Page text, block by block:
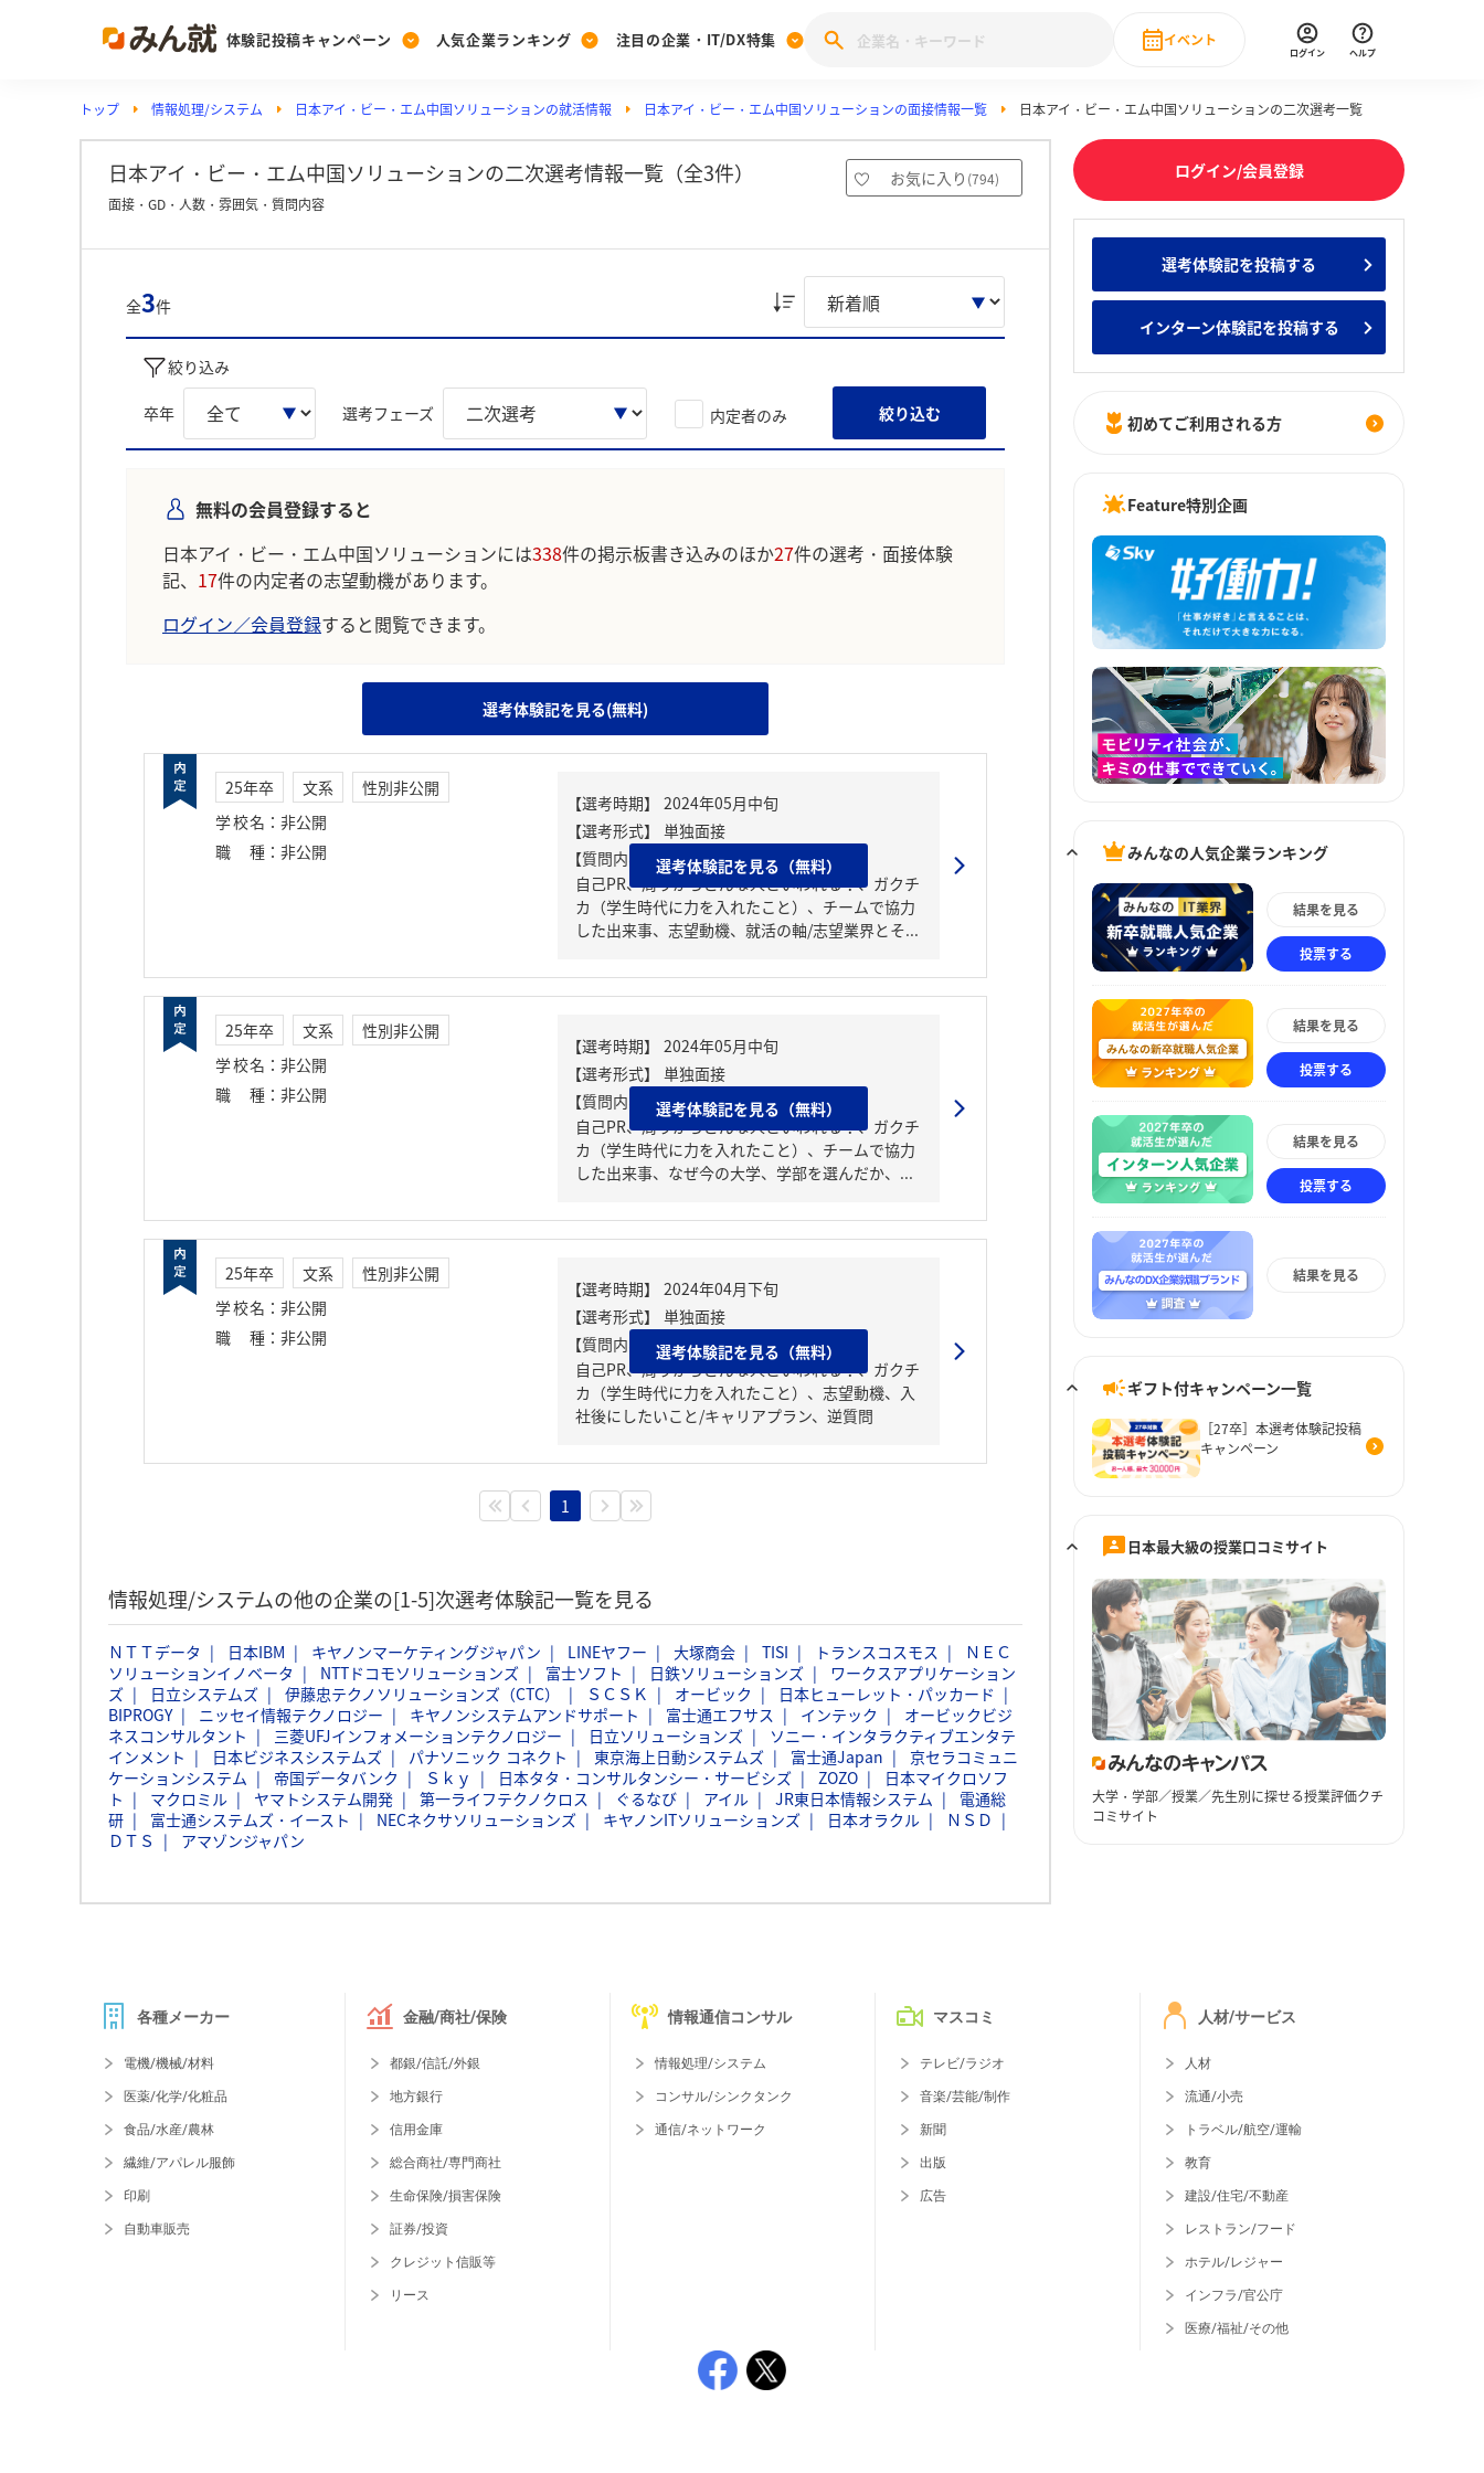
体験記投稿キャンペーン
Post
投稿する
[27卒] 本選考体験記投稿キャンペーン
人気企業ランキング
Ranking
ランキングを見る
みんなのDX企業就職ブランド調査
Vote みんなの新卒就職人気企業ランキング みんなのインターン人気企業ランキ
注目の企業・IT/DX特集
PickUp
注目の企業特集
28卒 IT・DX現場社員インタビュー
イベント
Event
直近のイベント一覧
ログイン ヘルプ
トップ 情報処理/システム 日本アイ・ビー・エム中国ソリューションの就活情報 日本アイ・ビー・エム中国ソリューションの面接情報一覧 日本アイ・ビー・エム中国ソリューションの二次選考一覧
日本アイ・ビー・エム中国ソリューションの二次選考情報一覧（全3件） お気に入り (794)
面接・GD・人数・雰囲気・質問内容
全3件
絞り込み
卒年 選考フェーズ 内定者のみ 絞り込む
無料の会員登録すると
日本アイ・ビー・エム中国ソリューションには338件の掲示板書き込みのほか27件の選考・面接体験
記、 17件の内定者の志望動機があります。
ログイン／会員登録すると閲覧できます。
選考体験記を見る(無料)
25年卒 文系
性別非公開
学校名 ： 非公開
職種 ： 非公開
【質問内容・課題】
自己PR、周りからどんな人といわれる？、ガクチ
カ（学生時代に力を入れたこと）、チームで協力
した出来事、志望動機、就活の軸/志望業界とそ...
選考体験記を見る（無料）
25年卒 文系
性別非公開
学校名 ： 非公開
職種 ： 非公開
【質問内容・課題】
自己PR、周りからどんな人といわれる？、ガクチ
カ（学生時代に力を入れたこと）、チームで協力
した出来事、なぜ今の大学、学部を選んだか、...
選考体験記を見る（無料）
25年卒 文系
性別非公開
学校名 ： 非公開
職種 ： 非公開
【質問内容・課題】
自己PR、周りからどんな人といわれる？、ガクチ
カ（学生時代に力を入れたこと）、志望動機、入
社後にしたいこと/キャリアプラン、逆質問
選考体験記を見る（無料）
1
情報処理/システムの他の企業の[1-5]次選考体験記一覧を見る
ＮＴＴデータ 日本IBM キヤノンマーケティングジャパン LINEヤフー 大塚商会 TISI トランスコスモス
ＮＥＣ
ソリューションイノベータ
NTTドコモソリューションズ 富士ソフト 日鉄ソリューションズ
ワークスアプリケーション
ズ
日立システムズ 伊藤忠テクノソリューションズ（CTC） ＳＣＳＫ オービック
日本ヒューレット・パッカード
BIPROGY
ニッセイ情報テクノロジー キヤノンシステムアンドサポート 富士通エフサス インテック
オービックビジ
ネスコンサルタント
三菱UFJインフォメーションテクノロジー 日立ソリューションズ
ソニー・インタラクティブエンタテ
インメント
日本ビジネスシステムズ パナソニック コネクト 東京海上日動システムズ 富士通Japan
京セラコミュニ
ケーションシステム
帝国データバンク Ｓｋｙ 日本タタ・コンサルタンシー・サービシズ ZOZO
日本マイクロソフ
ト
マクロミル ヤマトシステム開発 第一ライフテクノクロス ぐるなび アイル JR東日本情報システム
電通総
研
富士通システムズ・イースト NECネクサソリューションズ キヤノンITソリューションズ 日本オラクル
ＮＳＤ
ＤＴＳ
アマゾンジャパン
ログイン/会員登録
選考体験記を投稿する
インターン体験記を投稿する
初めてご利用される方
Feature特別企画
みんなの人気企業ランキング
結果を見る
投票する
結果を見る
投票する
結果を見る
投票する
結果を見る
ギフト付キャンペーン一覧
［27卒］本選考体験記投稿
キャンペーン
日本最大級の授業口コミサイト
大学・学部／授業／先生別に探せる授業評価クチ
コミサイト
各種メーカー
電機/機械/材料
医薬/化学/化粧品
食品/水産/農林
繊維/アパレル服飾
印刷
自動車販売
金融/商社/保険
都銀/信託/外銀
地方銀行
信用金庫
総合商社/専門商社
生命保険/損害保険
証券/投資
クレジット信販等
リース
情報通信コンサル
情報処理/システム
コンサル/シンクタンク
通信/ネットワーク
マスコミ
テレビ/ラジオ
音楽/芸能/制作
新聞
出版
広告
人材/サービス
人材
流通/小売
トラベル/航空/運輸
教育
建設/住宅/不動産
レストラン/フード
ホテル/レジャー
インフラ/官公庁
医療/福祉/その他